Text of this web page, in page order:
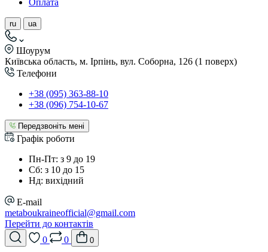
Оплата
ru ua
Шоурум
Київська область, м. Ірпінь, вул. Соборна, 126 (1 поверх)
Телефони
+38 (095) 363-88-10
+38 (096) 754-10-67
Передзвоніть мені
Графік роботи
Пн-Пт: з 9 до 19
Сб: з 10 до 15
Нд: вихідний
E-mail
metaboukraineofficial@gmail.com
Перейти до контактів
0
0 0